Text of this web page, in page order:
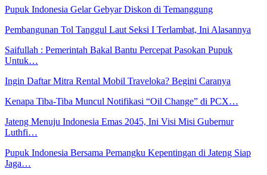
Pupuk Indonesia Gelar Gebyar Diskon di Temanggung
Pembangunan Tol Tanggul Laut Seksi I Terlambat, Ini Alasannya
Saifullah : Pemerintah Bakal Bantu Percepat Pasokan Pupuk
Untuk…
Ingin Daftar Mitra Rental Mobil Traveloka? Begini Caranya
Kenapa Tiba-Tiba Muncul Notifikasi “Oil Change” di PCX…
Jateng Menuju Indonesia Emas 2045, Ini Visi Misi Gubernur
Luthfi…
Pupuk Indonesia Bersama Pemangku Kepentingan di Jateng Siap
Jaga…